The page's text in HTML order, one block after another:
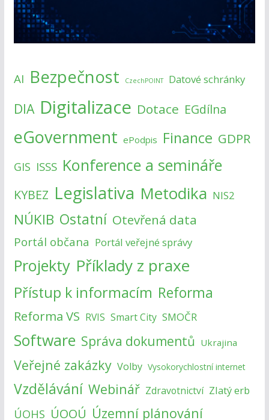
AI Bezpečnost CzechPOINT Datové schránky
DIA Digitalizace Dotace EGdílna
eGovernment ePodpis Finance GDPR
GIS ISSS Konference a semináře
KYBEZ Legislativa Metodika NIS2
NÚKIB Ostatní Otevřená data
Portál občana Portál veřejné správy
Projekty Příklady z praxe
Přístup k informacím Reforma
Reforma VS RVIS Smart City SMOČR
Software Správa dokumentů Ukrajina
Veřejné zakázky Volby Vysokorychlostní internet
Vzdělávání Webinář Zdravotnictví Zlatý erb
ÚOHS ÚOOÚ Územní plánování